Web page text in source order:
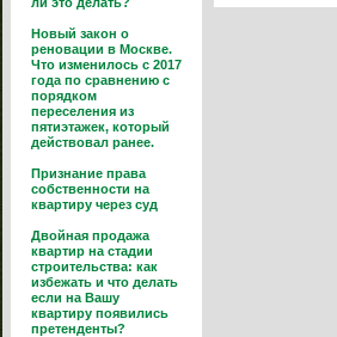
Новый закон о
реновации в Москве.
Что изменилось с 2017
года по сравнению с
порядком
переселения из
пятиэтажек, который
действовал ранее.
Признание права
собственности на
квартиру через суд
Двойная продажа
квартир на стадии
строительства: как
избежать и что делать
если на Вашу
квартиру появились
претенденты?